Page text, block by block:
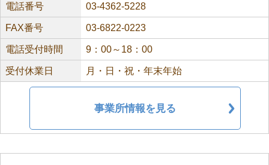
電話番号 03-4362-5228
FAX番号 03-6822-0223
電話受付時間 9：00～18：00
受付休業日 月・日・祝・年末年始
事業所情報を見る